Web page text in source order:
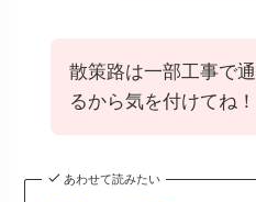
散策路は一部工事で
るから気を付けてね！
あわせて読みたい